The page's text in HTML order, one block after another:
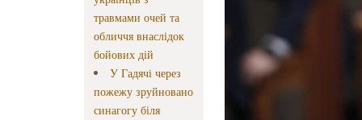
травмами очей та
обличчя внаслідок
бойових дій
У Гадячі через
пожежу зруйновано
синагогу біля